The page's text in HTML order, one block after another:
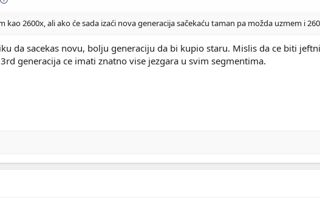
kao 2600x, ali ako će sada izaći nova generacija sačekaću taman pa možda uzmem i
da sacekas novu, bolju generaciju da bi kupio staru. Mislis da ce biti
generacija ce imati znatno vise jezgara u svim segmentima.